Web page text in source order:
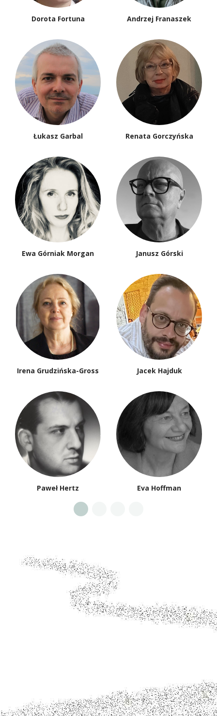
Dorota Fortuna Andrzej Franaszek
Łukasz Garbal Renata Gorczyńska
Ewa Górniak Morgan Janusz Górski
Irena Grudzińska-Gross Jacek Hajduk
Paweł Hertz Eva Hoffman